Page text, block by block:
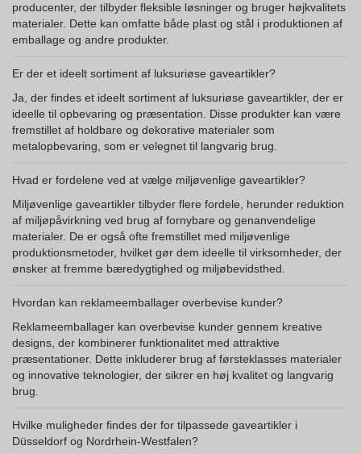
producenter, der tilbyder fleksible løsninger og bruger højkvalitets
materialer. Dette kan omfatte både plast og stål i produktionen af
emballage og andre produkter.
Er der et ideelt sortiment af luksuriøse gaveartikler?
Ja, der findes et ideelt sortiment af luksuriøse gaveartikler, der er
ideelle til opbevaring og præsentation. Disse produkter kan være
fremstillet af holdbare og dekorative materialer som
metalopbevaring, som er velegnet til langvarig brug.
Hvad er fordelene ved at vælge miljøvenlige gaveartikler?
Miljøvenlige gaveartikler tilbyder flere fordele, herunder reduktion
af miljøpåvirkning ved brug af fornybare og genanvendelige
materialer. De er også ofte fremstillet med miljøvenlige
produktionsmetoder, hvilket gør dem ideelle til virksomheder, der
ønsker at fremme bæredygtighed og miljøbevidsthed.
Hvordan kan reklameemballager overbevise kunder?
Reklameemballager kan overbevise kunder gennem kreative
designs, der kombinerer funktionalitet med attraktive
præsentationer. Dette inkluderer brug af førsteklasses materialer
og innovative teknologier, der sikrer en høj kvalitet og langvarig
brug.
Hvilke muligheder findes der for tilpassede gaveartikler i
Düsseldorf og Nordrhein-Westfalen?